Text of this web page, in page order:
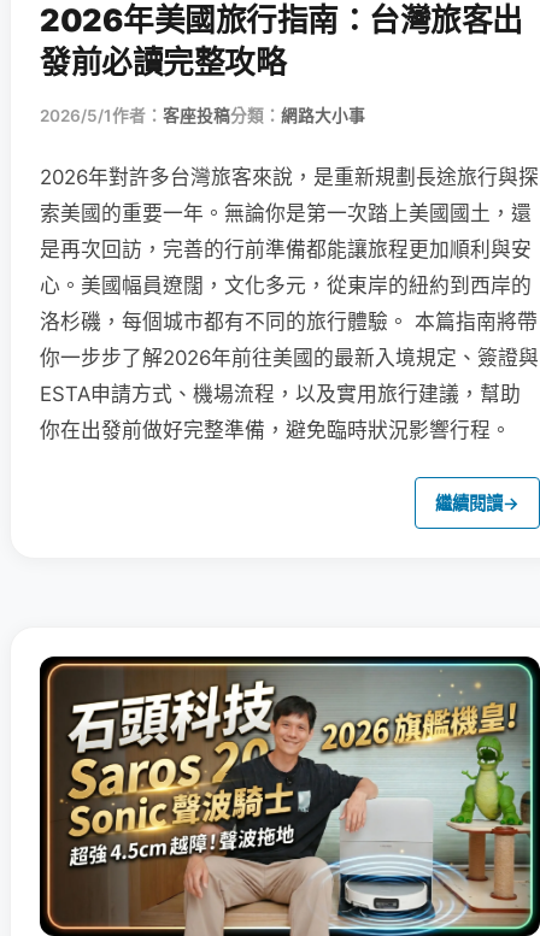
2026年美國旅行指南：台灣旅客出
發前必讀完整攻略
2026/5/1作者： 客座投稿分類： 網路大小事
2026年對許多台灣旅客來說，是重新規劃長途旅行與探
索美國的重要一年。無論你是第一次踏上美國國土，還
是再次回訪，完善的行前準備都能讓旅程更加順利與安
心。美國幅員遼闊，文化多元，從東岸的紐約到西岸的
洛杉磯，每個城市都有不同的旅行體驗。 本篇指南將帶
你一步步了解2026年前往美國的最新入境規定、簽證與
ESTA申請方式、機場流程，以及實用旅行建議，幫助
你在出發前做好完整準備，避免臨時狀況影響行程。
繼續閱讀→